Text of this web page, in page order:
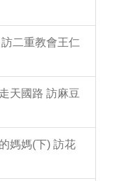
二重教會王仁
天國路 訪麻豆
媽媽(下) 訪花